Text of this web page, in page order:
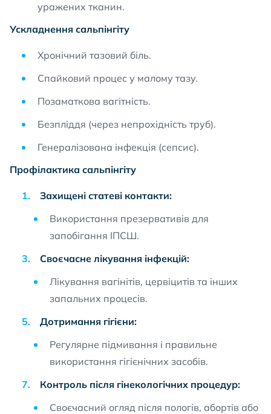
уражених тканин.
Ускладнення сальпінгіту
Хронічний тазовий біль.
Спайковий процес у малому тазу.
Позаматкова вагітність.
Безпліддя (через непрохідність труб).
Генералізована інфекція (сепсис).
Профілактика сальпінгіту
Захищені статеві контакти:
Використання презервативів для
запобігання ІПСШ.
Своєчасне лікування інфекцій:
Лікування вагінітів, цервіцитів та інших
запальних процесів.
Дотримання гігієни:
Регулярне підмивання і правильне
використання гігієнічних засобів.
Контроль після гінекологічних процедур:
Своєчасний огляд після пологів, абортів або